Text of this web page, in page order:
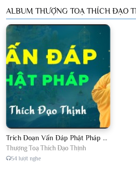
ALBUM THƯỢNG TOẠ THÍCH ĐẠO
Trích Đoạn Vấn Đáp Phật Pháp 2026
Thượng Toạ Thích Đạo Thịnh
54 lượt nghe